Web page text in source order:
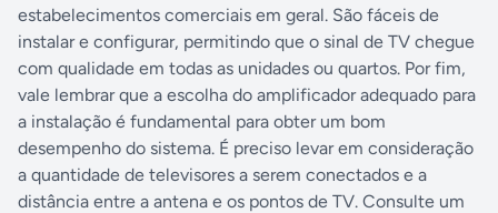
estabelecimentos comerciais em geral. São fáceis de
instalar e configurar, permitindo que o sinal de TV chegue
com qualidade em todas as unidades ou quartos. Por fim,
vale lembrar que a escolha do amplificador adequado para
a instalação é fundamental para obter um bom
desempenho do sistema. É preciso levar em consideração
a quantidade de televisores a serem conectados e a
distância entre a antena e os pontos de TV. Consulte um